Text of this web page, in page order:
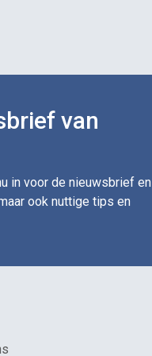
van
in voor de nieuwsbrief en
ook nuttige tips en